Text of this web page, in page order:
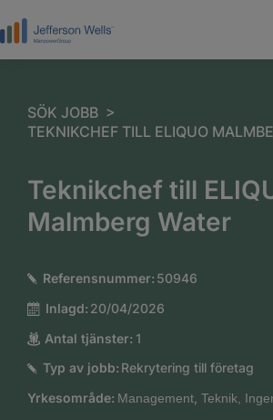
SÖK JOBB >
TEKNIKCHEF TILL ELIQUO
Teknikchef till
Malmberg Water
Referensnummer: 50946
Inlagd: 20/04/2026
Antal tjänster: 1
Typ av jobb: Rekrytering till företag
Yrkesområde: Management, Teknik,